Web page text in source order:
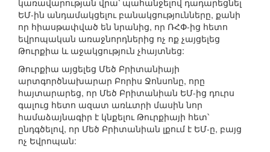
կառավարության վրա՝ պահանջելով դադարեցնել
ԵՄ-ին անդամակցելու բանակցությունները, քանի
որ հիասթափված են նրանից, որ ՌՀՓ-ից հետո
եվրոպական առաջնորդներից ոչ ոք չայցելեց
Թուրքիա և աջակցություն չհայտնեց:
Թուրքիա այցելեց Մեծ Բրիտանիայի
արտգործնախարար Բորիս Ջոնսոնը, որը
հայտարարեց, որ Մեծ Բրիտանիան ԵՄ-ից դուրս
գալուց հետո ազատ առևտրի մասին նոր
համաձայնագիր է կնքելու Թուրքիայի հետ՝
ընդգծելով, որ Մեծ Բրիտանիան լքում է ԵՄ-ը, բայց
ոչ Եվրոպան: